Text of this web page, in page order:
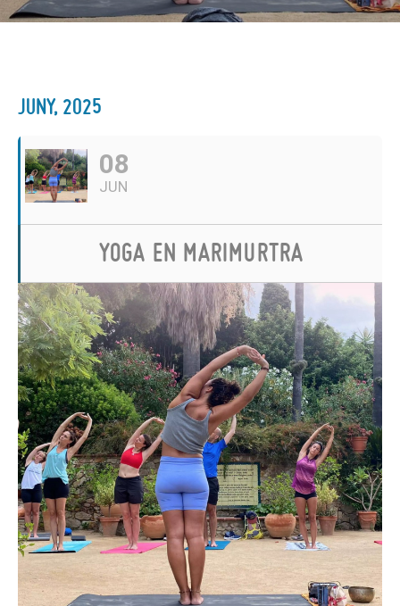
JUNY, 2025
08
JUN
YOGA EN MARIMURTRA